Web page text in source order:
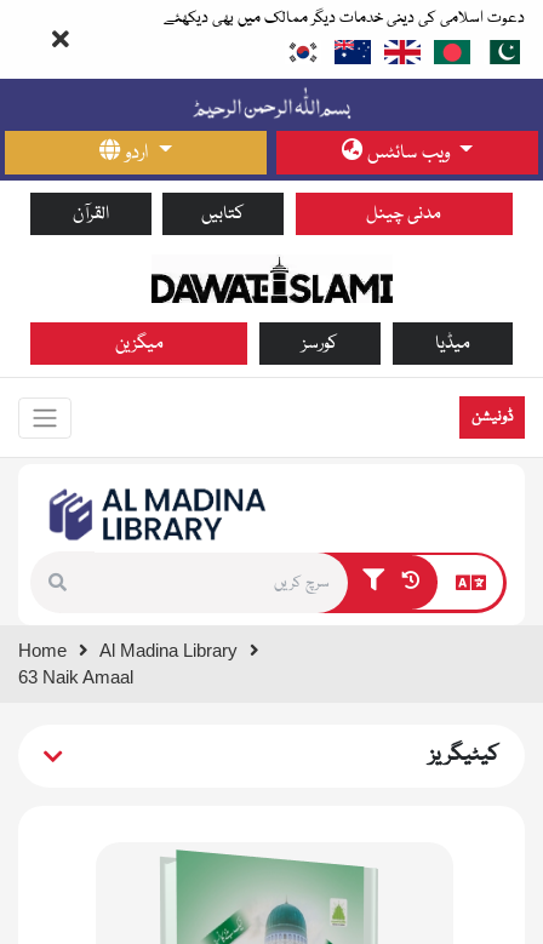
دعوت اسلامی کی دینی خدمات دیگر ممالک میں بھی دیکھئے
اردو ویب سائٹس
القرآن کتابیں مدنی چینل
میگزین کورسز میڈیا
ڈونیشن
results.
Home
Al Madina Library
63 Naik Amaal
کیٹیگریز